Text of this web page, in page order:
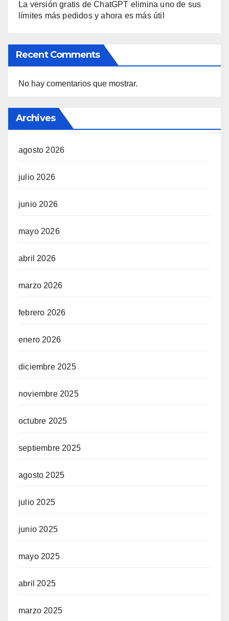
La versión gratis de ChatGPT elimina uno de sus
límites más pedidos y ahora es más útil
Recent Comments
No hay comentarios que mostrar.
Archives
agosto 2026
julio 2026
junio 2026
mayo 2026
abril 2026
marzo 2026
febrero 2026
enero 2026
diciembre 2025
noviembre 2025
octubre 2025
septiembre 2025
agosto 2025
julio 2025
junio 2025
mayo 2025
abril 2025
marzo 2025